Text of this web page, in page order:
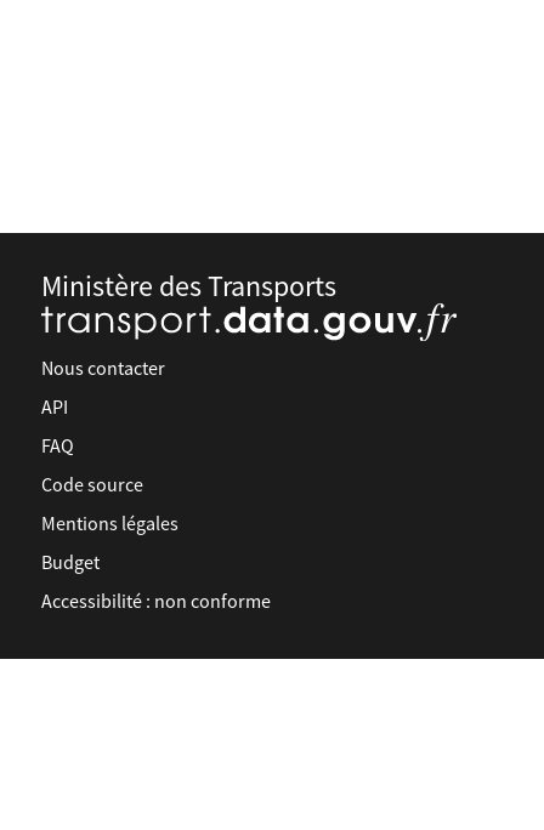
Ministère des Transports
Nous contacter
API
FAQ
Code source
Mentions légales
Budget
Accessibilité : non conforme